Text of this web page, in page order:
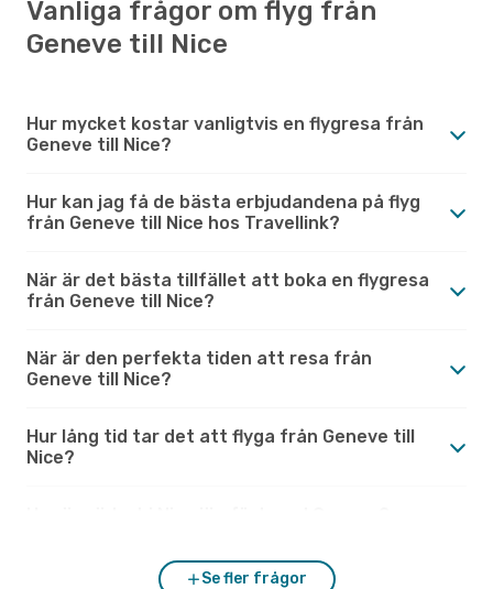
Vanliga frågor om flyg från
Geneve till Nice
Hur mycket kostar vanligtvis en flygresa från
Geneve till Nice?
Hur kan jag få de bästa erbjudandena på flyg
från Geneve till Nice hos Travellink?
När är det bästa tillfället att boka en flygresa
från Geneve till Nice?
När är den perfekta tiden att resa från
Geneve till Nice?
Hur lång tid tar det att flyga från Geneve till
Nice?
Se fler frågor